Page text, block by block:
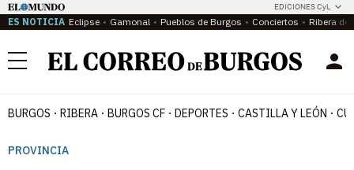
EDICIONES CyL
ES NOTICIA Eclipse Gamonal Pueblos de Burgos Conciertos Ribera del
Menú
BURGOS RIBERA BURGOS CF DEPORTES CASTILLA Y LEÓN
PROVINCIA